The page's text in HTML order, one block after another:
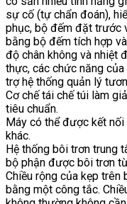
sự cố (tự chẩn đoán),
phục, bộ đếm đặt trước
bằng bộ đếm tích hợp
độ chân không và nhiệt
thực, các chức năng
trợ hệ thống quản lý
Cơ chế tái chế túi làm
tiêu chuẩn.
Máy có thể được kết
khác.
Hệ thống bôi trơn trung
bộ phận được bôi trơn
Chiều rộng của kẹp trên
bằng một công tắc.